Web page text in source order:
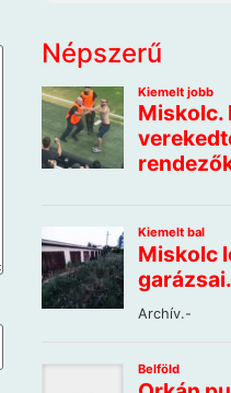
Népszerű